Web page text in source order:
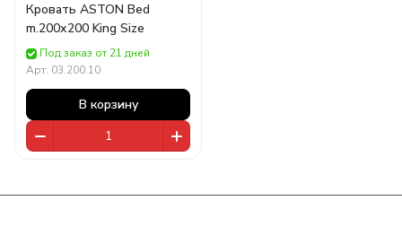
Кровать ASTON Bed
m.200х200 King Size
Под заказ от 21 дней
Арт. 03.200.10
В корзину